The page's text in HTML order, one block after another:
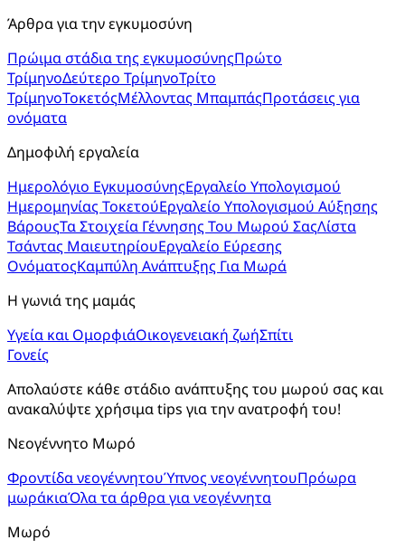
Άρθρα για την εγκυμοσύνη
Πρώιμα στάδια της εγκυμοσύνηςΠρώτο
ΤρίμηνοΔεύτερο ΤρίμηνοΤρίτο
ΤρίμηνοΤοκετόςΜέλλοντας ΜπαμπάςΠροτάσεις για
ονόματα
Δημοφιλή εργαλεία
Ημερολόγιο ΕγκυμοσύνηςΕργαλείο Υπολογισμού
Ημερομηνίας ΤοκετούΕργαλείο Υπολογισμού Αύξησης
ΒάρουςΤα Στοιχεία Γέννησης Του Μωρού ΣαςΛίστα
Τσάντας ΜαιευτηρίουΕργαλείο Εύρεσης
ΟνόματοςΚαμπύλη Ανάπτυξης Για Μωρά
Η γωνιά της μαμάς
Υγεία και ΟμορφιάΟικογενειακή ζωήΣπίτι
Γονείς
Απολαύστε κάθε στάδιο ανάπτυξης του μωρού σας και
ανακαλύψτε χρήσιμα tips για την ανατροφή του!
Νεογέννητο Μωρό
Φροντίδα νεογέννητουΎπνος νεογέννητουΠρόωρα
μωράκιαΌλα τα άρθρα για νεογέννητα
Μωρό